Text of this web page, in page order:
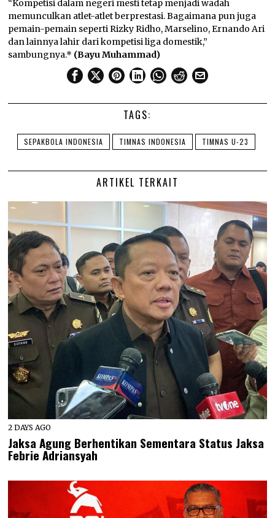
“Kompetisi dalam negeri mesti tetap menjadi wadah
memunculkan atlet-atlet berprestasi. Bagaimana pun juga
pemain-pemain seperti Rizky Ridho, Marselino, Ernando Ari
dan lainnya lahir dari kompetisi liga domestik,”
sambungnya.* (Bayu Muhammad)
TAGS:
SEPAKBOLA INDONESIA TIMNAS INDONESIA TIMNAS U-23
ARTIKEL TERKAIT
2 DAYS AGO
Jaksa Agung Berhentikan Sementara Status Jaksa
Febrie Adriansyah